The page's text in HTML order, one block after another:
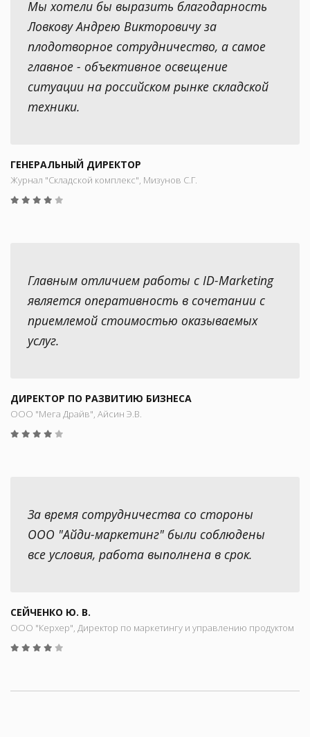
Мы хотели бы выразить благодарность
Ловкову Андрею Викторовичу за
плодотворное сотрудничество, а самое
главное - объективное освещение
ситуации на российском рынке складской
техники.
ГЕНЕРАЛЬНЫЙ ДИРЕКТОР
Журнал "Складской комплекс", Мизунов С.Г.
Главным отличием работы с ID-Marketing
является оперативность в сочетании с
приемлемой стоимостью оказываемых
услуг.
ДИРЕКТОР ПО РАЗВИТИЮ БИЗНЕСА
ООО "Мега Драйв", Айсин Э.В.
За время сотрудничества со стороны
ООО "Айди-маркетинг" были соблюдены
все условия, работа выполнена в срок.
СЕЙЧЕНКО Ю. В.
ООО "Керхер", Директор по маркетингу и управлению продуктом